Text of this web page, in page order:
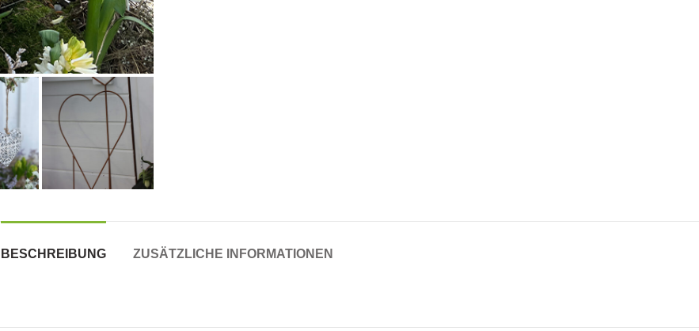
BESCHREIBUNG ZUSÄTZLICHE INFORMATIONEN